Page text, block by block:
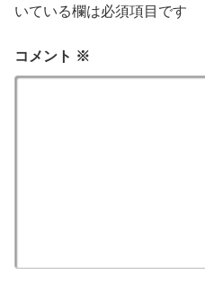
いている欄は必須項目です
コメント ※